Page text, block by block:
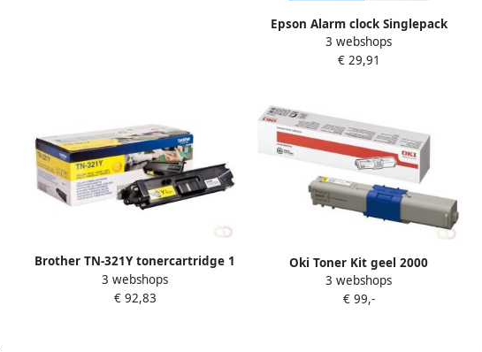
Epson Alarm clock Singlepack
Yellow 27XL DURABrite Ultra Ink
(C13T27144012)
3 webshops
€ 29,91
Brother TN-321Y tonercartridge 1
stuk(s) Origineel Geel (TN-321Y)
3 webshops
€ 92,83
Oki Toner Kit geel 2000
pagina&apos;s 44469704
3 webshops
€ 99,-